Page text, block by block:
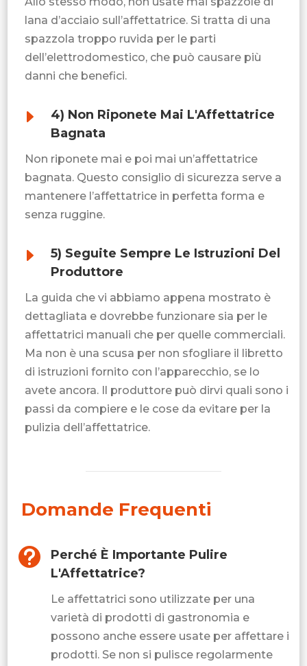
lana d’acciaio sull’affettatrice. Si tratta di una
spazzola troppo ruvida per le parti
dell’elettrodomestico, che può causare più
danni che benefici.
E
4) Non Riponete Mai L'Affettatrice
Bagnata
Non riponete mai e poi mai un’affettatrice
bagnata. Questo consiglio di sicurezza serve a
mantenere l’affettatrice in perfetta forma e
senza ruggine.
E
5) Seguite Sempre Le Istruzioni Del
Produttore
La guida che vi abbiamo appena mostrato è
dettagliata e dovrebbe funzionare sia per le
affettatrici manuali che per quelle commerciali.
Ma non è una scusa per non sfogliare il libretto
di istruzioni fornito con l’apparecchio, se lo
avete ancora. Il produttore può dirvi quali sono i
passi da compiere e le cose da evitare per la
pulizia dell’affettatrice.
Domande Frequenti

Perché È Importante Pulire
L'Affettatrice?
Le affettatrici sono utilizzate per una
varietà di prodotti di gastronomia e
possono anche essere usate per affettare i
prodotti. Se non si pulisce regolarmente